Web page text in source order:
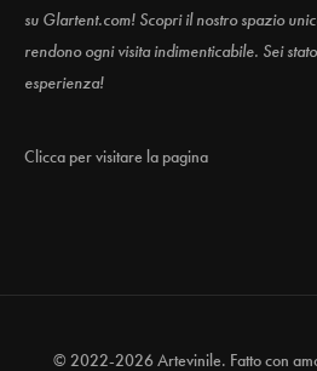
su Glartent.com! Scopri il nostro spazio
rendono ogni visita indimenticabile. Sei
esperienza!
Clicca per visitare la pagina
© 2022-2026 Artevinile. Fatto con